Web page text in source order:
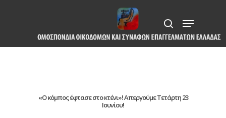
content
search
Menu
«Ο κόμπος έφτασε στο κτένι»! Απεργούμε Τετάρτη 23
Ιουνίου!